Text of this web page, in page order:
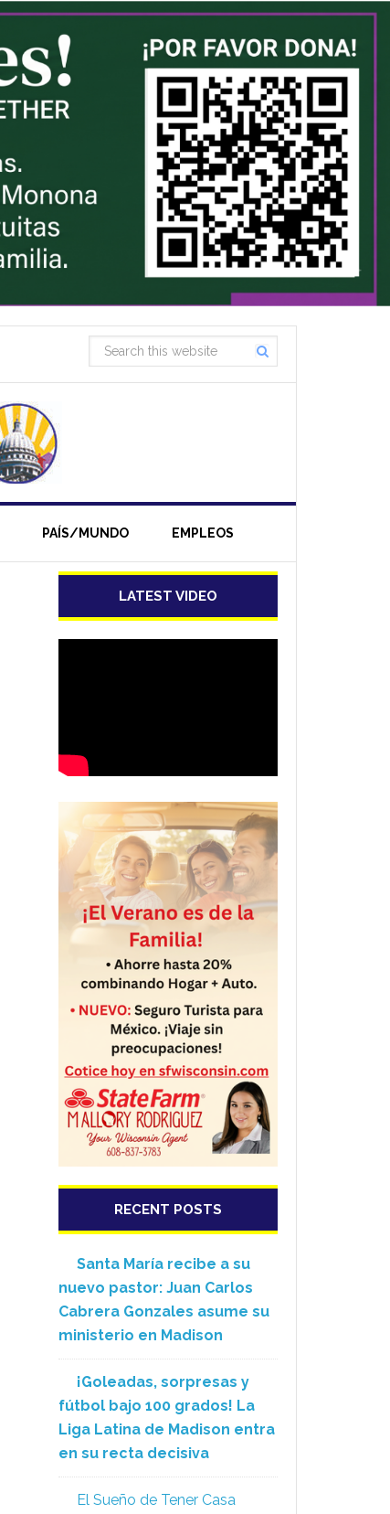
PAÍS/MUNDO EMPLEOS
LATEST VIDEO
RECENT POSTS
Santa María recibe a su
nuevo pastor: Juan Carlos
Cabrera Gonzales asume su
ministerio en Madison
¡Goleadas, sorpresas y
fútbol bajo 100 grados! La
Liga Latina de Madison entra
en su recta decisiva
El Sueño de Tener Casa